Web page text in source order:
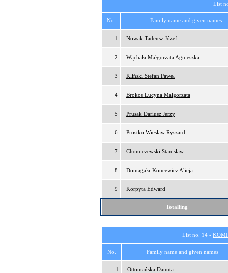
List
No. Family name and given names
1 Nowak Tadeusz Józef
2 Wąchała Małgorzata Agnieszka
3 Kliński Stefan Paweł
4 Brokos Lucyna Małgorzata
5 Prusak Dariusz Jerzy
6 Prostko Wiesław Ryszard
7 Chomiczewski Stanisław
8 Domagała-Koncewicz Alicja
9 Korpyta Edward
Totalling
List no. 14 -
No. Family name and given names
1 Ottomańska Danuta